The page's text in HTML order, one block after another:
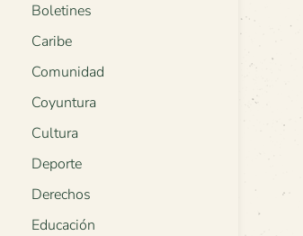
Boletines
Caribe
Comunidad
Coyuntura
Cultura
Deporte
Derechos
Educación